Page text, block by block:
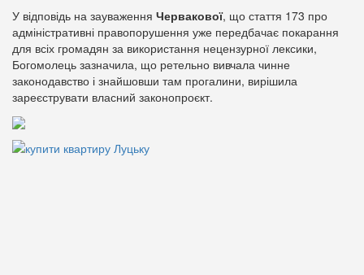
У відповідь на зауваження Червакової, що стаття 173 про
адміністративні правопорушення уже передбачає покарання
для всіх громадян за використання нецензурної лексики,
Богомолець зазначила, що ретельно вивчала чинне
законодавство і знайшовши там прогалини, вирішила
зареєструвати власний законопроєкт.